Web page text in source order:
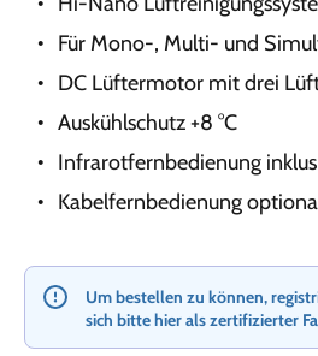
Für Mono-, Multi- und
DC Lüftermotor mit drei
Auskühlschutz +8 °C
Infrarotfernbedienung
Kabelfernbedienung
Um bestellen zu können,
sich bitte hier als zertifizierter